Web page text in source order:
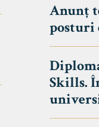
Anunț
posturi
Skills.